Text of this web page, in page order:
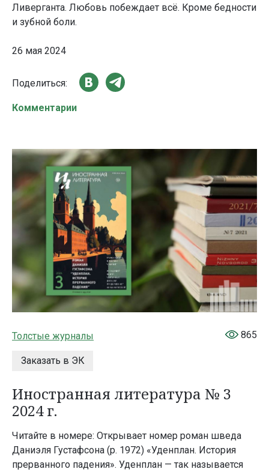
Ливерганта. Любовь побеждает всё. Кроме бедности
и зубной боли.
26 мая 2024
Поделиться:
Комментарии
Толстые журналы
Заказать в ЭК
865
Иностранная литература № 3
2024 г.
Читайте в номере: Открывает номер роман шведа
Даниэля Густафсона (р. 1972) «Уденплан. История
прерванного падения». Уденплан — так называется